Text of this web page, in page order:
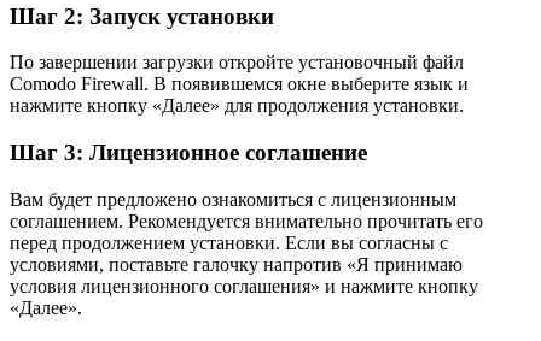
Шаг 2: Запуск установки
По завершении загрузки откройте установочный файл
Comodo Firewall. В появившемся окне выберите язык и
нажмите кнопку «Далее» для продолжения установки.
Шаг 3: Лицензионное соглашение
Вам будет предложено ознакомиться с лицензионным
соглашением. Рекомендуется внимательно прочитать его
перед продолжением установки. Если вы согласны с
условиями, поставьте галочку напротив «Я принимаю
условия лицензионного соглашения» и нажмите кнопку
«Далее».